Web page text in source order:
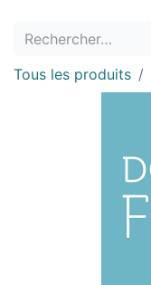
Tous les produits